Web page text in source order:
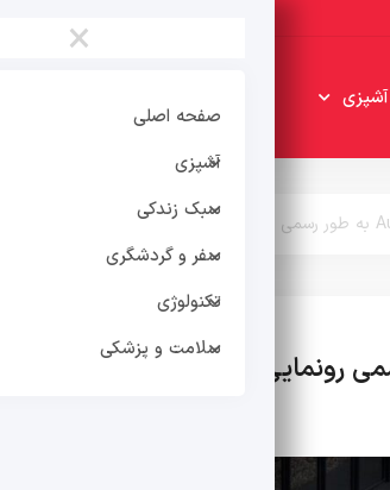
آشپزی
×
صفحه اصلی
آشپزی
سبک زندکی
سفر و گردشگری
تکنولوژی
سلامت و پزشکی